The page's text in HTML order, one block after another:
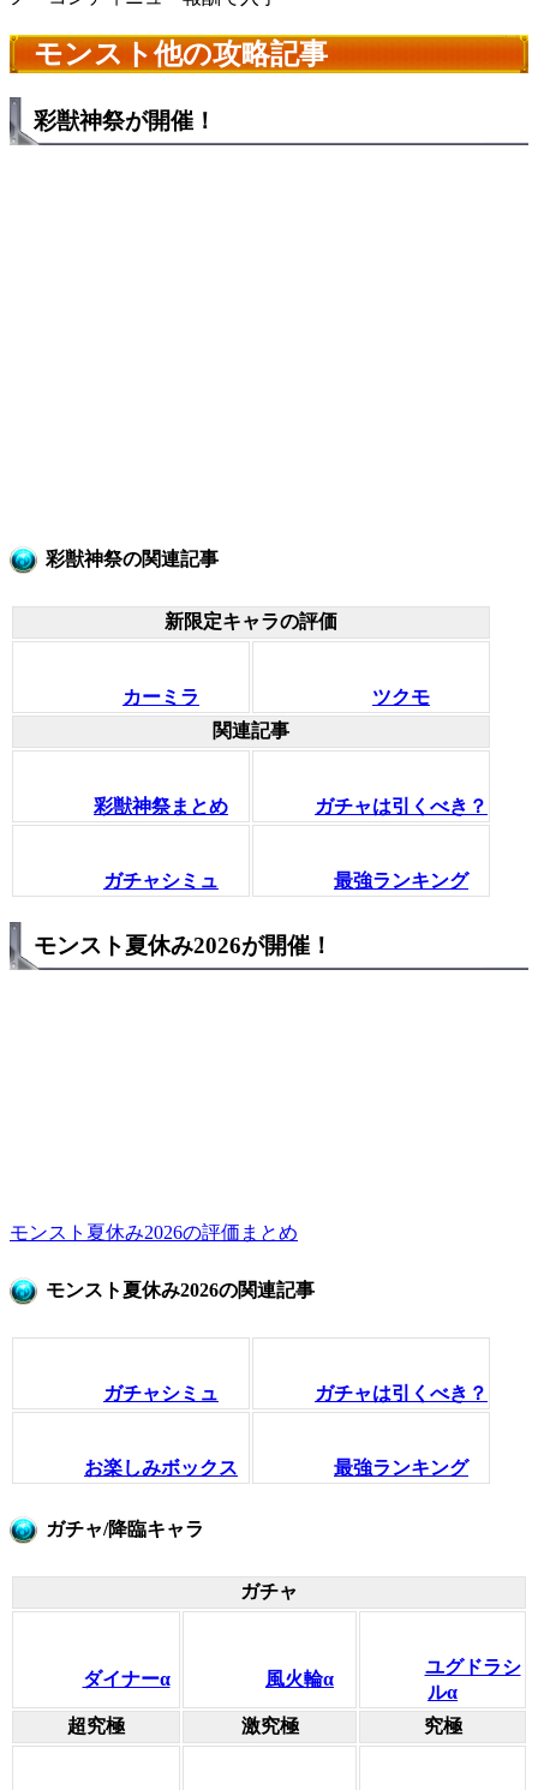
モンスト他の攻略記事
彩獣神祭が開催！
彩獣神祭の関連記事
新限定キャラの評価
カーミラ
ツクモ
関連記事
彩獣神祭まとめ ガチャは引くべき？
ガチャシミュ 最強ランキング
モンスト夏休み2026が開催！
モンスト夏休み2026の評価まとめ
モンスト夏休み2026の関連記事
ガチャシミュ ガチャは引くべき？
お楽しみボックス 最強ランキング
ガチャ/降臨キャラ
ガチャ
ダイナーα 風火輪α
ユグドラシ
ルα
超究極
激究極 究極